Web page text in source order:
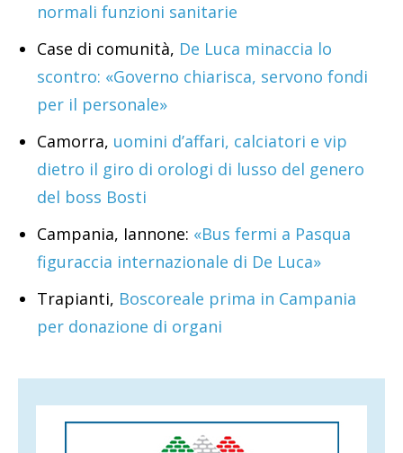
normali funzioni sanitarie
Case di comunità, De Luca minaccia lo
scontro: «Governo chiarisca, servono fondi
per il personale»
Camorra, uomini d’affari, calciatori e vip
dietro il giro di orologi di lusso del genero
del boss Bosti
Campania, Iannone: «Bus fermi a Pasqua
figuraccia internazionale di De Luca»
Trapianti, Boscoreale prima in Campania
per donazione di organi